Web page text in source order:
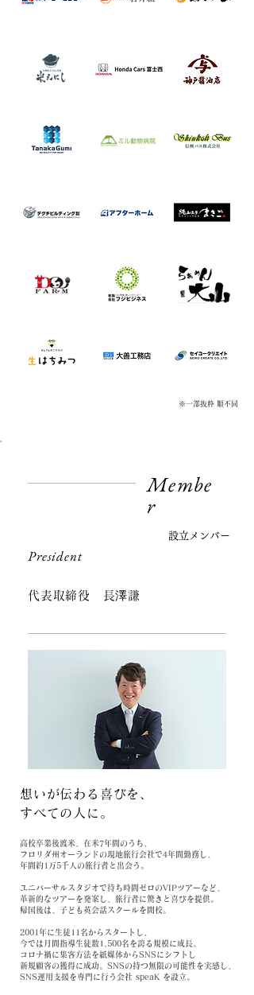
※一部抜粋 順不同
Membe
r
​設立メンバー
President
代表取締役 長澤謙
想いが伝わる喜びを、
すべての人に。
高校卒業後渡米、在米7年間のうち、
フロリダ州オーランドの現地旅行会社で4年間勤務し、
年間約1万5千人の旅行者と出会う。
ユニバーサルスタジオで待ち時間ゼロのVIPツアーなど、
革新的なツアーを発案し、旅行者に驚きと喜びを提供。
帰国後は、子ども英会話スクールを開校。
2001年に生徒11名からスタートし、
今では月間指導生徒数1,500名を誇る規模に成長。
コロナ禍に集客方法を紙媒体からSNSにシフトし
新規顧客の獲得に成功。SNSの持つ無限の可能性を実感し、
SNS運用支援を専門に行う会社 speaK を設立。